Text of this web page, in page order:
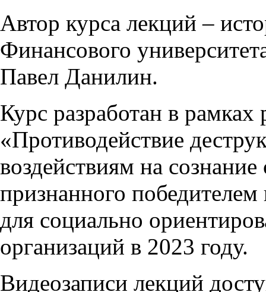
Автор курса лекций –
Финансового
Павел Данилин.
Курс разработан в рамках
«Противодействие
воздействиям на
признанного
для социально
организаций в 2023 году.
Видеозаписи лекций